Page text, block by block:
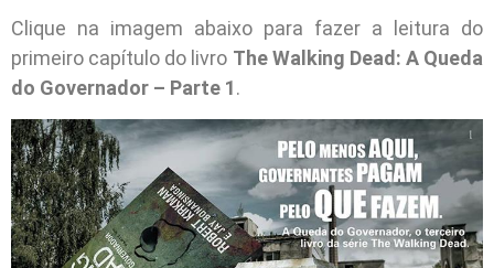
Clique na imagem abaixo para fazer a leitura do
primeiro capítulo do livro The Walking Dead: A Queda
do Governador – Parte 1.